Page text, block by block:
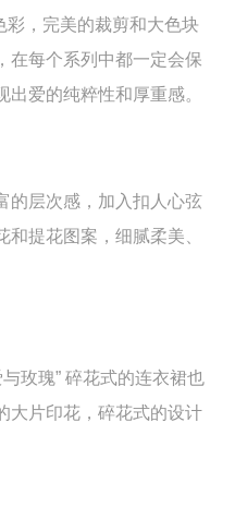
，完美的裁剪和大色块
在每个系列中都一定会保
爱的纯粹性和厚重感。
的层次感，加入扣人心弦
提花图案，细腻柔美、
玫瑰” 碎花式的连衣裙也
大片印花，碎花式的设计